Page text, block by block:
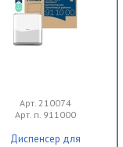
Арт. 210074
Арт. п. 911000
Диспенсер для